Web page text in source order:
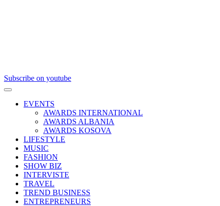
Subscribe on youtube
EVENTS
AWARDS INTERNATIONAL
AWARDS ALBANIA
AWARDS KOSOVA
LIFESTYLE
MUSIC
FASHION
SHOW BIZ
INTERVISTE
TRAVEL
TREND BUSINESS
ENTREPRENEURS